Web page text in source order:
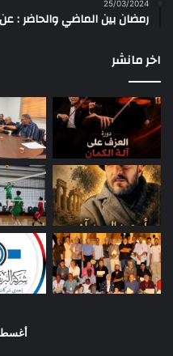
25/03/2024
رمضان بين الماضي والحاضر :
اخر مانشر
أغسطس